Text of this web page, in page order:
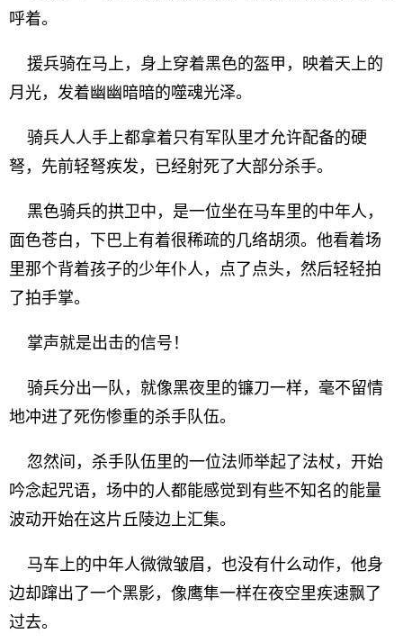
呼着。
援兵骑在马上，身上穿着黑色的盔甲，映着天上的
月光，发着幽幽暗暗的噬魂光泽。
骑兵人人手上都拿着只有军队里才允许配备的硬
弩，先前轻弩疾发，已经射死了大部分杀手。
黑色骑兵的拱卫中，是一位坐在马车里的中年人，
面色苍白，下巴上有着很稀疏的几络胡须。他看着场
里那个背着孩子的少年仆人，点了点头，然后轻轻拍
了拍手掌。
掌声就是出击的信号！
骑兵分出一队，就像黑夜里的镰刀一样，毫不留情
地冲进了死伤惨重的杀手队伍。
忽然间，杀手队伍里的一位法师举起了法杖，开始
吟念起咒语，场中的人都能感觉到有些不知名的能量
波动开始在这片丘陵边上汇集。
马车上的中年人微微皱眉，也没有什么动作，他身
边却蹿出了一个黑影，像鹰隼一样在夜空里疾速飘了
过去。